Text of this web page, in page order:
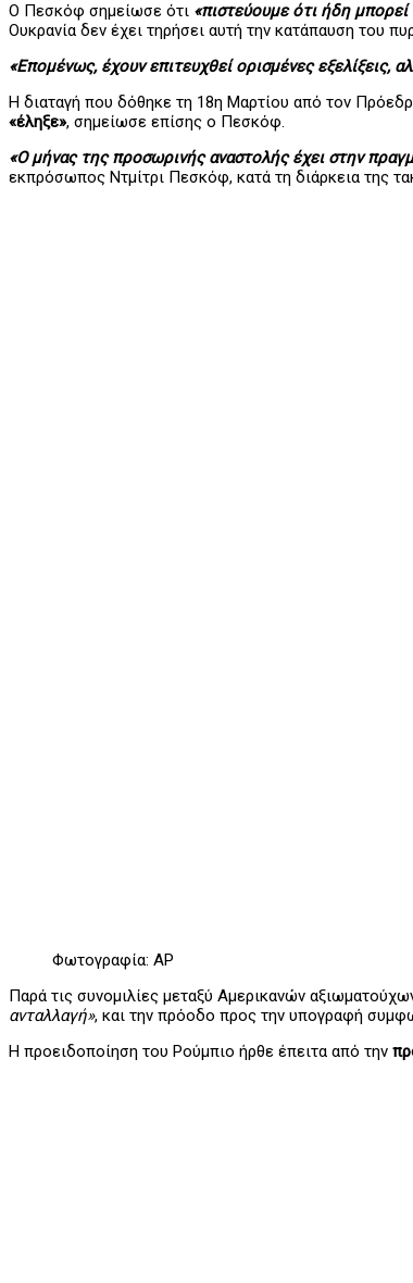
Ο Πεσκόφ σημείωσε ότι «πιστεύουμε ότι ήδη
Ουκρανία δεν έχει τηρήσει αυτή την κατάπαυση του
«Επομένως, έχουν επιτευχθεί ορισμένες
Η διαταγή που δόθηκε τη 18η Μαρτίου από τον
«έληξε», σημείωσε επίσης ο Πεσκόφ.
«Ο μήνας της προσωρινής αναστολής έχει στην
εκπρόσωπος Ντμίτρι Πεσκόφ, κατά τη διάρκεια της
Φωτογραφία: AP
Παρά τις συνομιλίες μεταξύ Αμερικανών
ανταλλαγή», και την πρόοδο προς την υπογραφή
Η προειδοποίηση του Ρούμπιο ήρθε έπειτα από την